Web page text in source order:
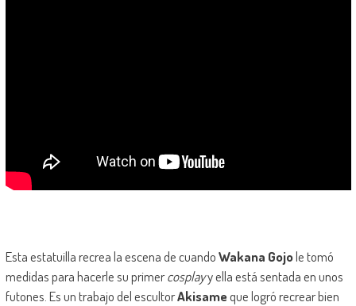
Esta estatuilla recrea la escena de cuandoWakana Gojole tomó
medidas para hacerle su primercosplayy ella está sentada en unos
futones. Es un trabajo del escultorAkisameque logró recrear bien